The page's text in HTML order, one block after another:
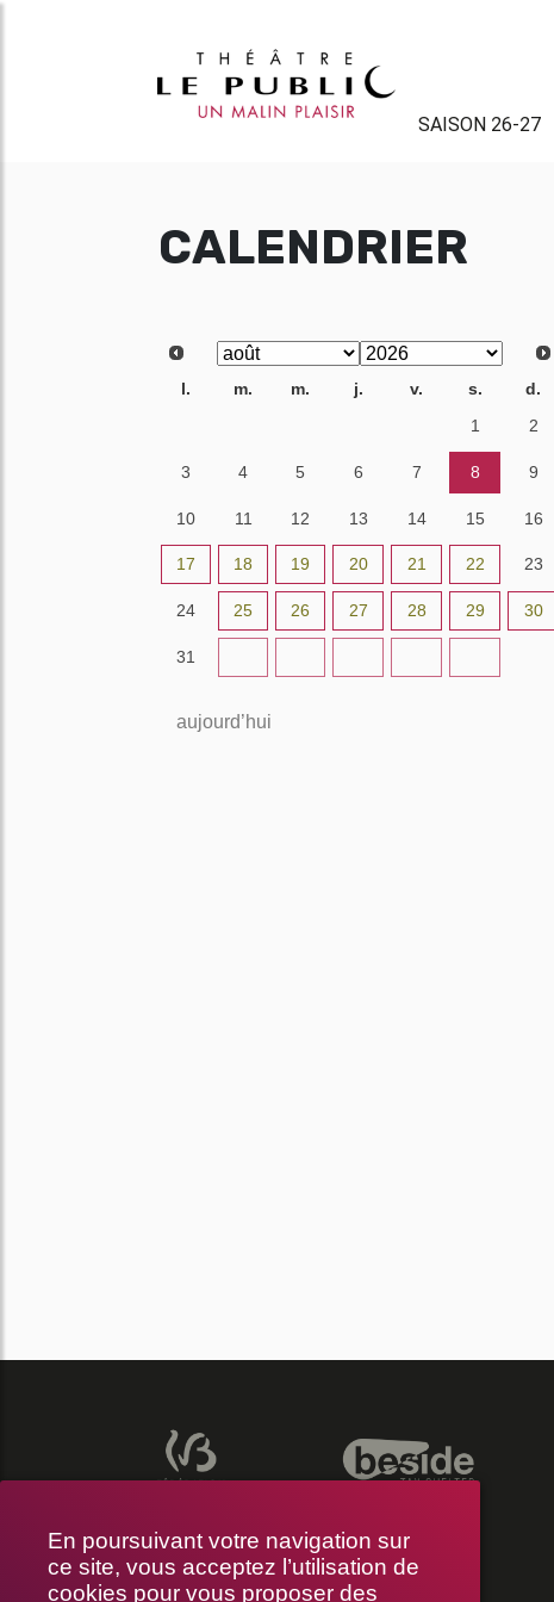
En poursuivant votre navigation sur
ce site, vous acceptez l’utilisation de
cookies pour vous proposer des
SAISON 26-27
CALENDRIER
l. m. m. j. v. s.
d.
1 2
3 4 5 6 7 8 9
10 11 12 13 14 15 16
17 18 19 20 21 22 23
24 25 26 27 28 29 30
31
aujourd’hui